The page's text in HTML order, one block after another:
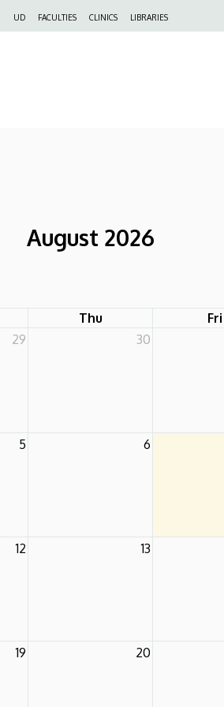
UD FACULTIES CLINICS LIBRARIES
August 2026
Thu Fri
29 30
5 6
12 13
19 20